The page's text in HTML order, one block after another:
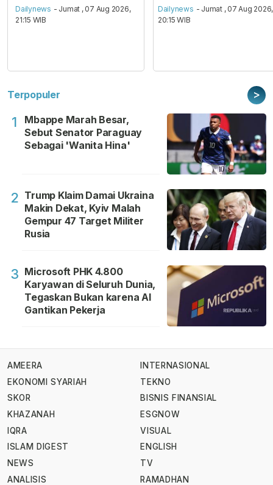
Dailynews - Jumat , 07 Aug 2026,
21:15 WIB
Dailynews - Jumat , 07 Aug 2026,
20:15 WIB
Terpopuler >
1
Mbappe Marah Besar,
Sebut Senator Paraguay
Sebagai 'Wanita Hina'
2 Trump Klaim Damai Ukraina
Makin Dekat, Kyiv Malah
Gempur 47 Target Militer
Rusia
3 Microsoft PHK 4.800
Karyawan di Seluruh Dunia,
Tegaskan Bukan karena AI
Gantikan Pekerja
AMEERA
EKONOMI SYARIAH
SKOR
KHAZANAH
IQRA
ISLAM DIGEST
NEWS
ANALISIS
INTERNASIONAL
TEKNO
BISNIS FINANSIAL
ESGNOW
VISUAL
ENGLISH
TV
RAMADHAN